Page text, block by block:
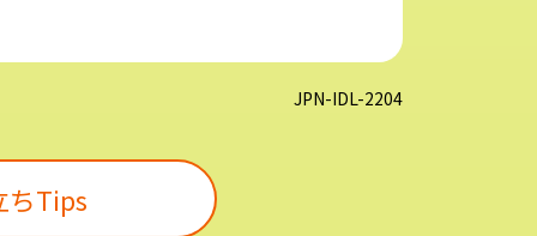
JPN-IDL-2204
ちTips